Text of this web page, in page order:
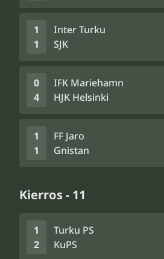
1
1
Inter Turku
SJK
0
4
IFK Mariehamn
HJK Helsinki
1
1
FF Jaro
Gnistan
Kierros - 11
1
2
Turku PS
KuPS